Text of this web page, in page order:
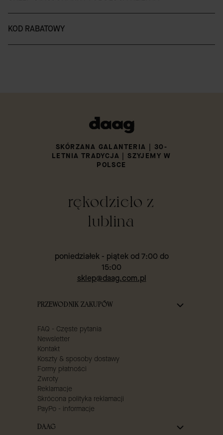
KOD RABATOWY
SKÓRZANA GALANTERIA | 30-
LETNIA TRADYCJA | SZYJEMY W
POLSCE
rękodzieło z
lublina
poniedziałek - piątek od 7:00 do
15:00
sklep@daag.com.pl
Linki w stopce
PRZEWODNIK ZAKUPÓW
FAQ - Częste pytania
Newsletter
Kontakt
Koszty & sposoby dostawy
Formy płatności
Zwroty
Reklamacje
Skrócona polityka reklamacji
PayPo - informacje
DAAG